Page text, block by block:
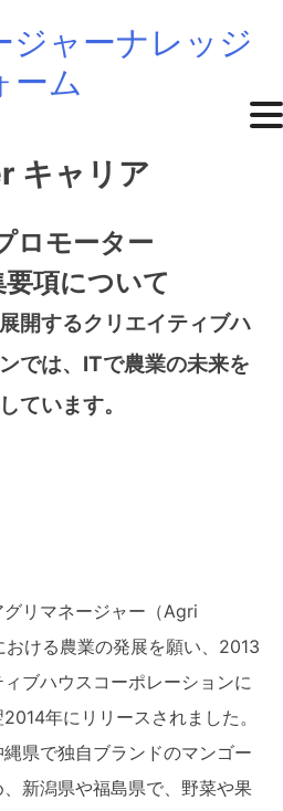
ジャーナレッジ
ーム
キャリア
ロモーター
要項について
開するクリエイティブハ
では、ITで農業の未来を
ています。
リマネージャー（Agri
ける農業の発展を願い、2013
ブハウスコーポレーションに
年にリリースされました。
県で独自ブランドのマンゴー
新潟県や福島県で、野菜や果